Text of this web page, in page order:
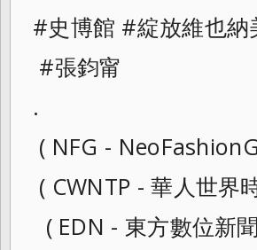
#史博館 #綻放維也
#張鈞甯
.
( NFG -
( CWNTP - 華人世界
( EDN - 東方數位新